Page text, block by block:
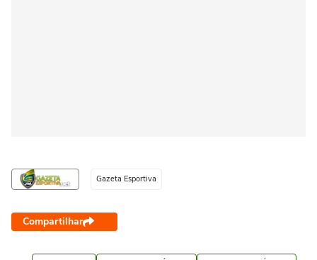
Gazeta Esportiva
Compartilhar